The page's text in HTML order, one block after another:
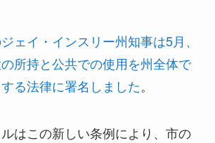
ェイ・インスリー州知事は5月、
所持と公共での使用を州全体で
る法律に署名しました。
はこの新しい条例により、市の